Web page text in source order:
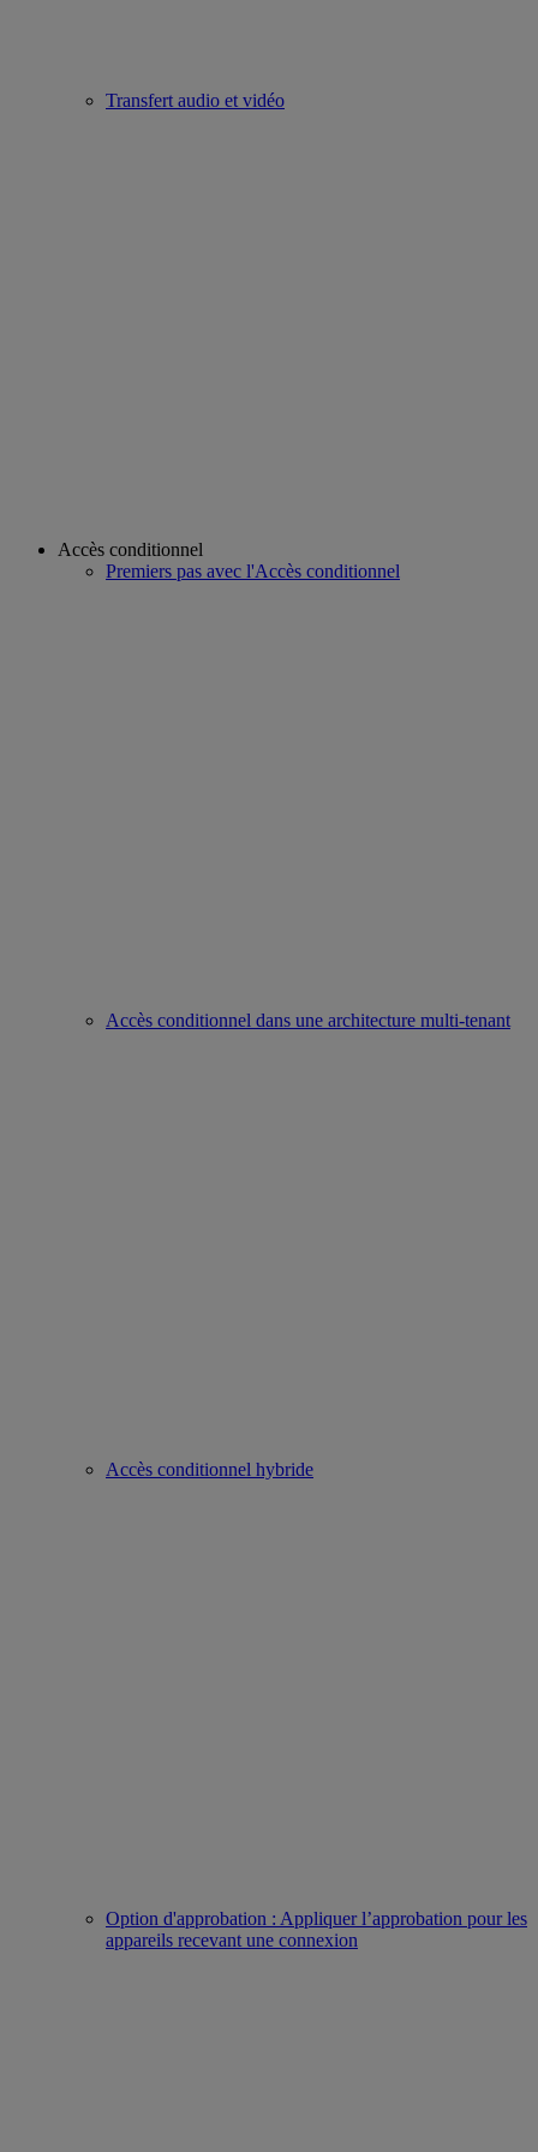
Transfert audio et vidéo
Accès conditionnel
Premiers pas avec l'Accès conditionnel
Accès conditionnel dans une architecture multi-tenant
Accès conditionnel hybride
Option d'approbation : Appliquer l’approbation pour les
appareils recevant une connexion